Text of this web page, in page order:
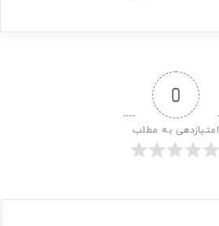
0
امتیازدهی به مطلب